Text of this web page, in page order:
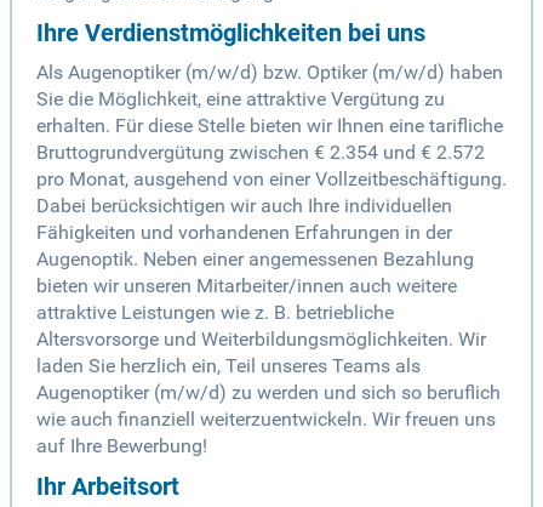
Ihre Verdienstmöglichkeiten bei uns
Als Augenoptiker (m/w/d) bzw. Optiker (m/w/d) haben
Sie die Möglichkeit, eine attraktive Vergütung zu
erhalten. Für diese Stelle bieten wir Ihnen eine tarifliche
Bruttogrundvergütung zwischen € 2.354 und € 2.572
pro Monat, ausgehend von einer Vollzeitbeschäftigung.
Dabei berücksichtigen wir auch Ihre individuellen
Fähigkeiten und vorhandenen Erfahrungen in der
Augenoptik. Neben einer angemessenen Bezahlung
bieten wir unseren Mitarbeiter/innen auch weitere
attraktive Leistungen wie z. B. betriebliche
Altersvorsorge und Weiterbildungsmöglichkeiten. Wir
laden Sie herzlich ein, Teil unseres Teams als
Augenoptiker (m/w/d) zu werden und sich so beruflich
wie auch finanziell weiterzuentwickeln. Wir freuen uns
auf Ihre Bewerbung!
Ihr Arbeitsort